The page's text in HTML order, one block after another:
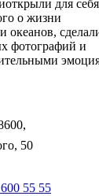
для
о жизни
океанов,
фотографий и
50
55 55